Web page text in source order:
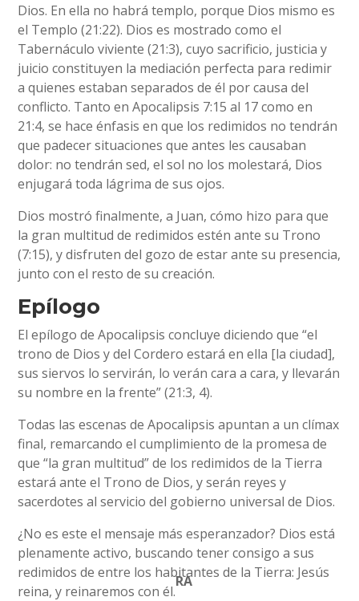
Dios. En ella no habrá templo, porque Dios mismo es
el Templo (21:22). Dios es mostrado como el
Tabernáculo viviente (21:3), cuyo sacrificio, justicia y
juicio constituyen la mediación perfecta para redimir
a quienes estaban separados de él por causa del
conflicto. Tanto en Apocalipsis 7:15 al 17 como en
21:4, se hace énfasis en que los redimidos no tendrán
que padecer situaciones que antes les causaban
dolor: no tendrán sed, el sol no los molestará, Dios
enjugará toda lágrima de sus ojos.
Dios mostró finalmente, a Juan, cómo hizo para que
la gran multitud de redimidos estén ante su Trono
(7:15), y disfruten del gozo de estar ante su presencia,
junto con el resto de su creación.
Epílogo
El epílogo de Apocalipsis concluye diciendo que “el
trono de Dios y del Cordero estará en ella [la ciudad],
sus siervos lo servirán, lo verán cara a cara, y llevarán
su nombre en la frente” (21:3, 4).
Todas las escenas de Apocalipsis apuntan a un clímax
final, remarcando el cumplimiento de la promesa de
que “la gran multitud” de los redimidos de la Tierra
estará ante el Trono de Dios, y serán reyes y
sacerdotes al servicio del gobierno universal de Dios.
¿No es este el mensaje más esperanzador? Dios está
plenamente activo, buscando tener consigo a sus
redimidos de entre los habitantes de la Tierra: Jesús
reina, y reinaremos con él.
RA